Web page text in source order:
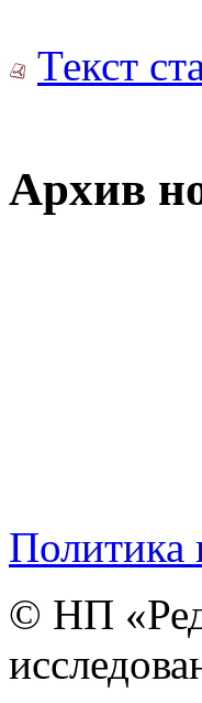
Текст
Архив
Политика
© НП